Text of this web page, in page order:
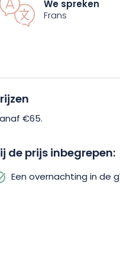
ontdekken via de wandel-
We spreken
Frans
€65.
de prijs inbegrepen:
Een overnachting in de